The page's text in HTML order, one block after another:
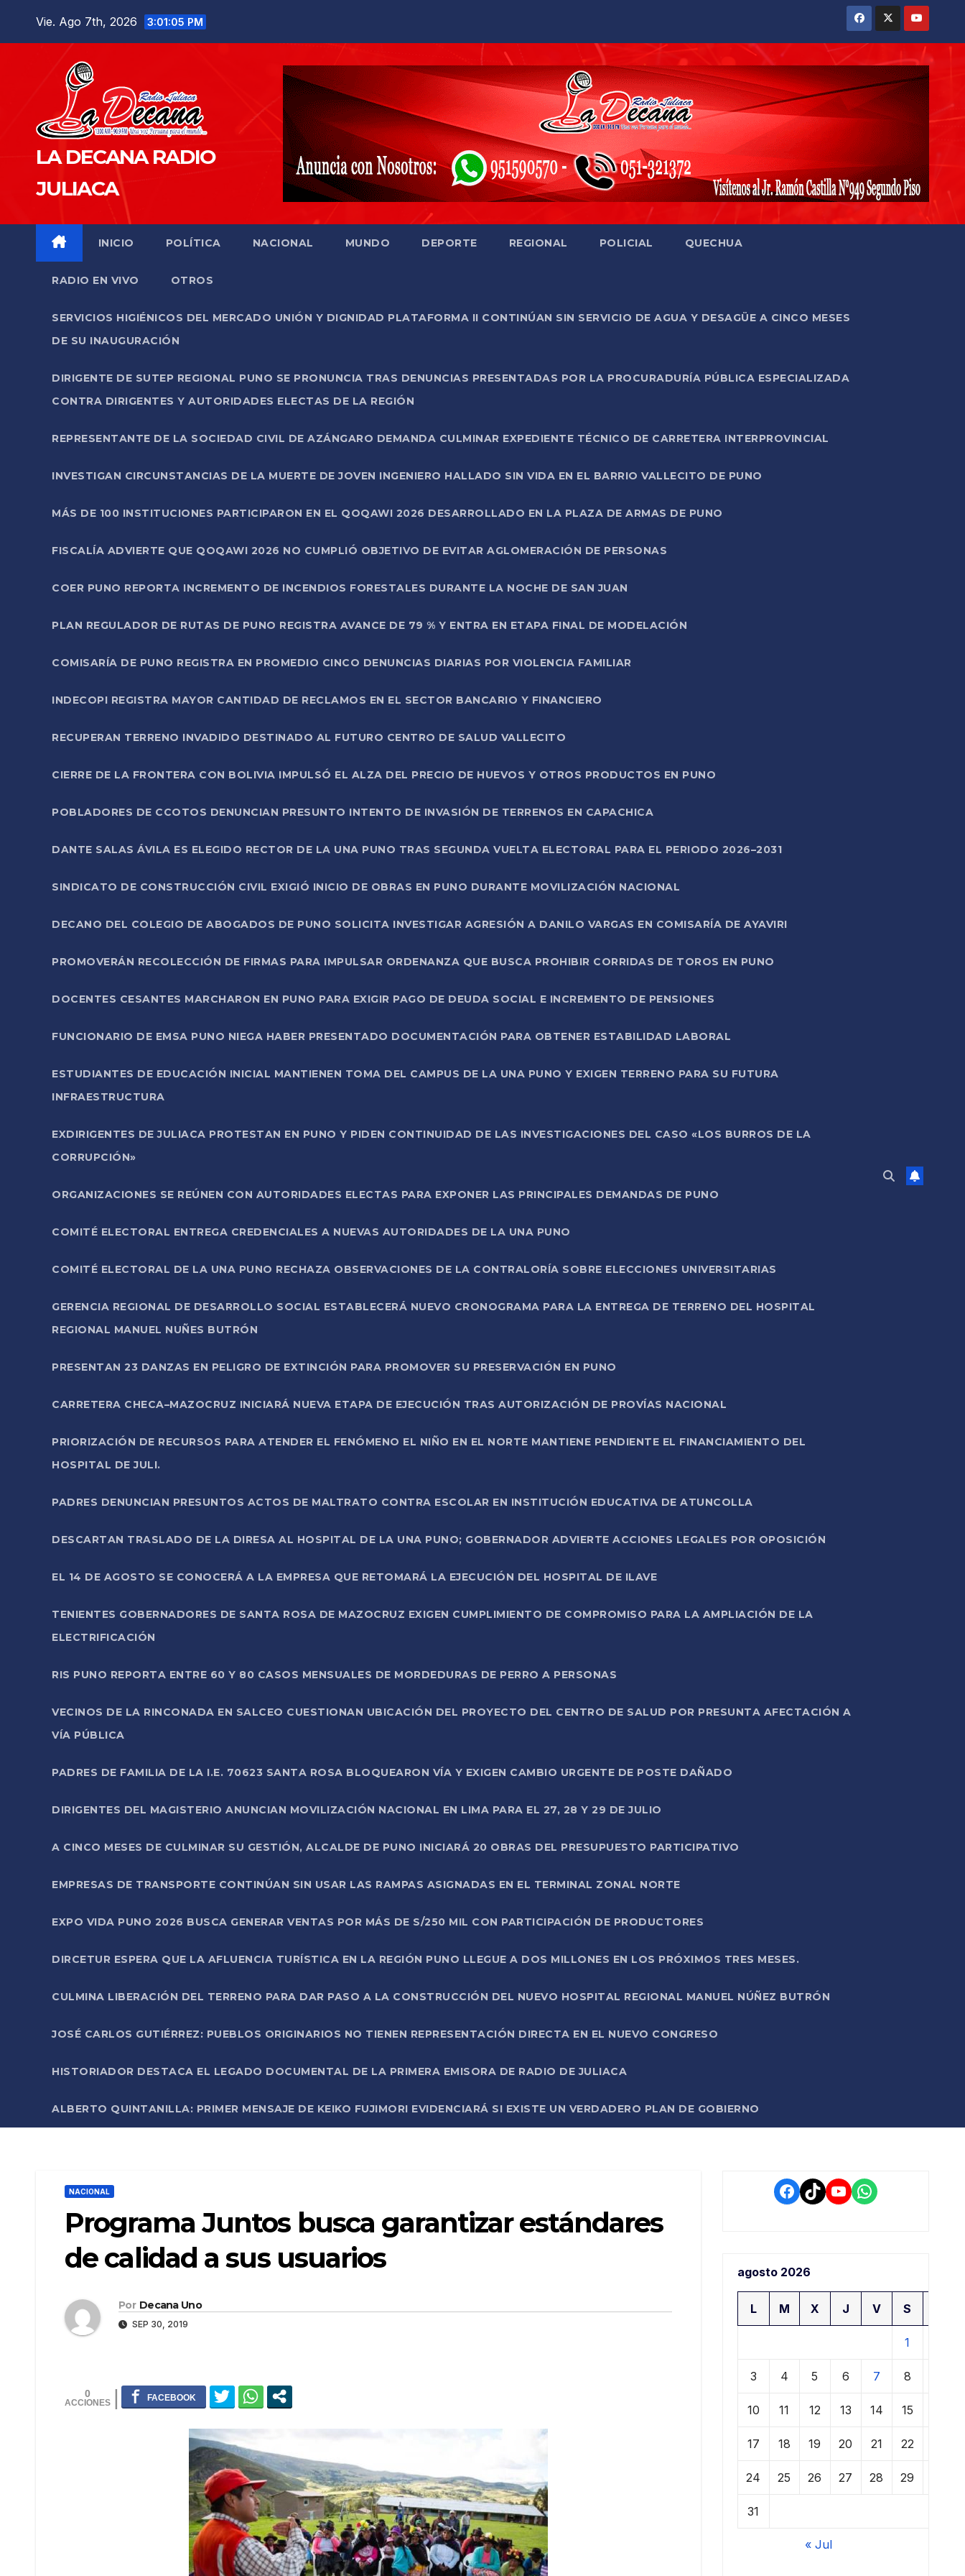
Vie. Ago 7th, 2026 3:01:06 PM
LA DECANA RADIO
JULIACA
INICIO POLÍTICA NACIONAL MUNDO DEPORTE REGIONAL POLICIAL QUECHUA
RADIO EN VIVO OTROS
SERVICIOS HIGIÉNICOS DEL MERCADO UNIÓN Y DIGNIDAD PLATAFORMA II CONTINÚAN SIN SERVICIO DE AGUA Y DESAGÜE A CINCO MESES
DE SU INAUGURACIÓN
DIRIGENTE DE SUTEP REGIONAL PUNO SE PRONUNCIA TRAS DENUNCIAS PRESENTADAS POR LA PROCURADURÍA PÚBLICA ESPECIALIZADA
CONTRA DIRIGENTES Y AUTORIDADES ELECTAS DE LA REGIÓN
REPRESENTANTE DE LA SOCIEDAD CIVIL DE AZÁNGARO DEMANDA CULMINAR EXPEDIENTE TÉCNICO DE CARRETERA INTERPROVINCIAL
INVESTIGAN CIRCUNSTANCIAS DE LA MUERTE DE JOVEN INGENIERO HALLADO SIN VIDA EN EL BARRIO VALLECITO DE PUNO
MÁS DE 100 INSTITUCIONES PARTICIPARON EN EL QOQAWI 2026 DESARROLLADO EN LA PLAZA DE ARMAS DE PUNO
FISCALÍA ADVIERTE QUE QOQAWI 2026 NO CUMPLIÓ OBJETIVO DE EVITAR AGLOMERACIÓN DE PERSONAS
COER PUNO REPORTA INCREMENTO DE INCENDIOS FORESTALES DURANTE LA NOCHE DE SAN JUAN
PLAN REGULADOR DE RUTAS DE PUNO REGISTRA AVANCE DE 79 % Y ENTRA EN ETAPA FINAL DE MODELACIÓN
COMISARÍA DE PUNO REGISTRA EN PROMEDIO CINCO DENUNCIAS DIARIAS POR VIOLENCIA FAMILIAR
INDECOPI REGISTRA MAYOR CANTIDAD DE RECLAMOS EN EL SECTOR BANCARIO Y FINANCIERO
RECUPERAN TERRENO INVADIDO DESTINADO AL FUTURO CENTRO DE SALUD VALLECITO
CIERRE DE LA FRONTERA CON BOLIVIA IMPULSÓ EL ALZA DEL PRECIO DE HUEVOS Y OTROS PRODUCTOS EN PUNO
POBLADORES DE CCOTOS DENUNCIAN PRESUNTO INTENTO DE INVASIÓN DE TERRENOS EN CAPACHICA
DANTE SALAS ÁVILA ES ELEGIDO RECTOR DE LA UNA PUNO TRAS SEGUNDA VUELTA ELECTORAL PARA EL PERIODO 2026–2031
SINDICATO DE CONSTRUCCIÓN CIVIL EXIGIÓ INICIO DE OBRAS EN PUNO DURANTE MOVILIZACIÓN NACIONAL
DECANO DEL COLEGIO DE ABOGADOS DE PUNO SOLICITA INVESTIGAR AGRESIÓN A DANILO VARGAS EN COMISARÍA DE AYAVIRI
PROMOVERÁN RECOLECCIÓN DE FIRMAS PARA IMPULSAR ORDENANZA QUE BUSCA PROHIBIR CORRIDAS DE TOROS EN PUNO
DOCENTES CESANTES MARCHARON EN PUNO PARA EXIGIR PAGO DE DEUDA SOCIAL E INCREMENTO DE PENSIONES
FUNCIONARIO DE EMSA PUNO NIEGA HABER PRESENTADO DOCUMENTACIÓN PARA OBTENER ESTABILIDAD LABORAL
ESTUDIANTES DE EDUCACIÓN INICIAL MANTIENEN TOMA DEL CAMPUS DE LA UNA PUNO Y EXIGEN TERRENO PARA SU FUTURA
INFRAESTRUCTURA
EXDIRIGENTES DE JULIACA PROTESTAN EN PUNO Y PIDEN CONTINUIDAD DE LAS INVESTIGACIONES DEL CASO «LOS BURROS DE LA
CORRUPCIÓN»
ORGANIZACIONES SE REÚNEN CON AUTORIDADES ELECTAS PARA EXPONER LAS PRINCIPALES DEMANDAS DE PUNO
COMITÉ ELECTORAL ENTREGA CREDENCIALES A NUEVAS AUTORIDADES DE LA UNA PUNO
COMITÉ ELECTORAL DE LA UNA PUNO RECHAZA OBSERVACIONES DE LA CONTRALORÍA SOBRE ELECCIONES UNIVERSITARIAS
GERENCIA REGIONAL DE DESARROLLO SOCIAL ESTABLECERÁ NUEVO CRONOGRAMA PARA LA ENTREGA DE TERRENO DEL HOSPITAL
REGIONAL MANUEL NUÑES BUTRÓN
PRESENTAN 23 DANZAS EN PELIGRO DE EXTINCIÓN PARA PROMOVER SU PRESERVACIÓN EN PUNO
CARRETERA CHECA–MAZOCRUZ INICIARÁ NUEVA ETAPA DE EJECUCIÓN TRAS AUTORIZACIÓN DE PROVÍAS NACIONAL
PRIORIZACIÓN DE RECURSOS PARA ATENDER EL FENÓMENO EL NIÑO EN EL NORTE MANTIENE PENDIENTE EL FINANCIAMIENTO DEL
HOSPITAL DE JULI.
PADRES DENUNCIAN PRESUNTOS ACTOS DE MALTRATO CONTRA ESCOLAR EN INSTITUCIÓN EDUCATIVA DE ATUNCOLLA
DESCARTAN TRASLADO DE LA DIRESA AL HOSPITAL DE LA UNA PUNO; GOBERNADOR ADVIERTE ACCIONES LEGALES POR OPOSICIÓN
EL 14 DE AGOSTO SE CONOCERÁ A LA EMPRESA QUE RETOMARÁ LA EJECUCIÓN DEL HOSPITAL DE ILAVE
TENIENTES GOBERNADORES DE SANTA ROSA DE MAZOCRUZ EXIGEN CUMPLIMIENTO DE COMPROMISO PARA LA AMPLIACIÓN DE LA
ELECTRIFICACIÓN
RIS PUNO REPORTA ENTRE 60 Y 80 CASOS MENSUALES DE MORDEDURAS DE PERRO A PERSONAS
VECINOS DE LA RINCONADA EN SALCEO CUESTIONAN UBICACIÓN DEL PROYECTO DEL CENTRO DE SALUD POR PRESUNTA AFECTACIÓN A
VÍA PÚBLICA
PADRES DE FAMILIA DE LA I.E. 70623 SANTA ROSA BLOQUEARON VÍA Y EXIGEN CAMBIO URGENTE DE POSTE DAÑADO
DIRIGENTES DEL MAGISTERIO ANUNCIAN MOVILIZACIÓN NACIONAL EN LIMA PARA EL 27, 28 Y 29 DE JULIO
A CINCO MESES DE CULMINAR SU GESTIÓN, ALCALDE DE PUNO INICIARÁ 20 OBRAS DEL PRESUPUESTO PARTICIPATIVO
EMPRESAS DE TRANSPORTE CONTINÚAN SIN USAR LAS RAMPAS ASIGNADAS EN EL TERMINAL ZONAL NORTE
EXPO VIDA PUNO 2026 BUSCA GENERAR VENTAS POR MÁS DE S/250 MIL CON PARTICIPACIÓN DE PRODUCTORES
DIRCETUR ESPERA QUE LA AFLUENCIA TURÍSTICA EN LA REGIÓN PUNO LLEGUE A DOS MILLONES EN LOS PRÓXIMOS TRES MESES.
CULMINA LIBERACIÓN DEL TERRENO PARA DAR PASO A LA CONSTRUCCIÓN DEL NUEVO HOSPITAL REGIONAL MANUEL NÚÑEZ BUTRÓN
JOSÉ CARLOS GUTIÉRREZ: PUEBLOS ORIGINARIOS NO TIENEN REPRESENTACIÓN DIRECTA EN EL NUEVO CONGRESO
HISTORIADOR DESTACA EL LEGADO DOCUMENTAL DE LA PRIMERA EMISORA DE RADIO DE JULIACA
ALBERTO QUINTANILLA: PRIMER MENSAJE DE KEIKO FUJIMORI EVIDENCIARÁ SI EXISTE UN VERDADERO PLAN DE GOBIERNO
NACIONAL
Programa Juntos busca garantizar estándares
de calidad a sus usuarios
Por Decana Uno
SEP 30, 2019
0
Facebook
TikTokYouTube
WhatsApp
agosto 2026
L M X J V S
1
3 4 5 6 7 8
10 11 12 13 14 15
17 18 19 20 21 22
24 25 26 27 28 29
31
« Jul